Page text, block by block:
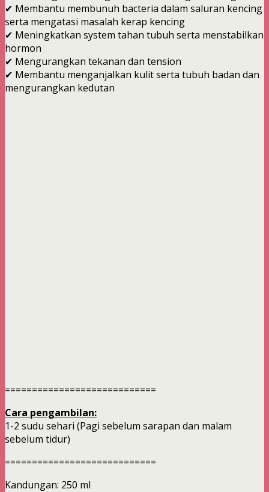
✔ Membantu membunuh bacteria dalam saluran kencing
serta mengatasi masalah kerap kencing
✔ Meningkatkan system tahan tubuh serta menstabilkan
hormon
✔ Mengurangkan tekanan dan tension
✔ Membantu menganjalkan kulit serta tubuh badan dan
mengurangkan kedutan
============================
Cara pengambilan:
1-2 sudu sehari (Pagi sebelum sarapan dan malam
sebelum tidur)
============================
Kandungan: 250 ml